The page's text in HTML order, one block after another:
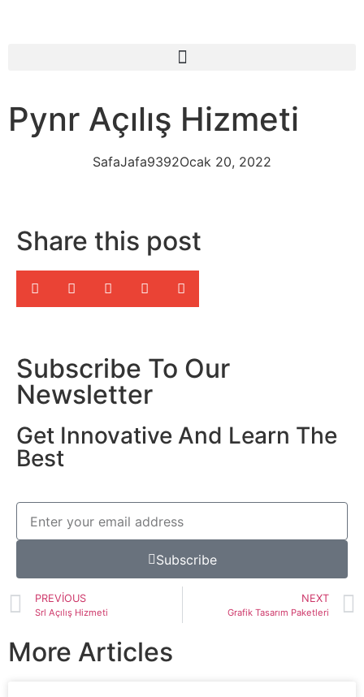
Pynr Açılış Hizmeti
SafaJafa9392Ocak 20, 2022
Share this post
Subscribe To Our
Newsletter
Get Innovative And Learn The
Best
Subscribe
PREVIOUS
Srl Açılış Hizmeti
NEXT
Grafik Tasarım Paketleri
More Articles